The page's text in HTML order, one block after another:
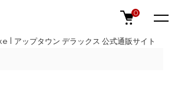
アップタウン デラックス 公式通販サイト
0